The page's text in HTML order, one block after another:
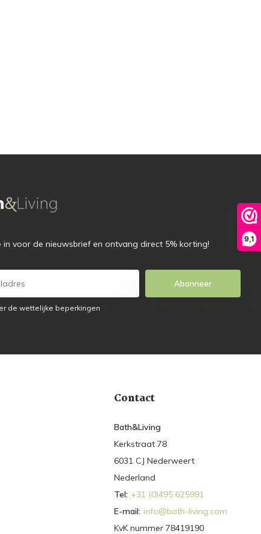
9,1
in voor de nieuwsbrief en ontvang direct 5% korting!
Abonneer
de wettelijke beperkingen
Contact
Bath&Living
Kerkstraat 78
6031 CJ Nederweert
Nederland
Tel: +31 (0)495 625991
E-mail: info@bath-living.com
KvK nummer 78419190